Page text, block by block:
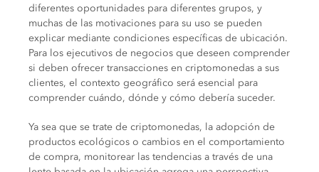
diferentes oportunidades para diferentes grupos, y
muchas de las motivaciones para su uso se pueden
explicar mediante condiciones específicas de ubicación.
Para los ejecutivos de negocios que deseen comprender
si deben ofrecer transacciones en criptomonedas a sus
clientes, el contexto geográfico será esencial para
comprender cuándo, dónde y cómo debería suceder.
Ya sea que se trate de criptomonedas, la adopción de
productos ecológicos o cambios en el comportamiento
de compra, monitorear las tendencias a través de una